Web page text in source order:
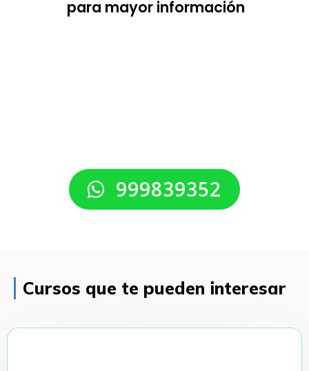
para mayor información
999839352
Cursos que te pueden interesar